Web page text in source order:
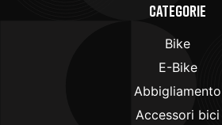
Categorie
Bike
E-Bike
Abbigliamento
Accessori bici